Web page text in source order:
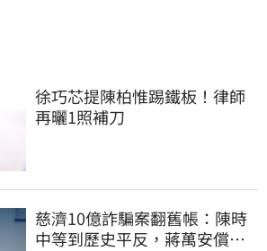
徐巧芯提陳柏惟踢鐵板！律師
再曬1照補刀
慈濟10億詐騙案翻舊帳：陳時
中等到歷史平反，蔣萬安償還